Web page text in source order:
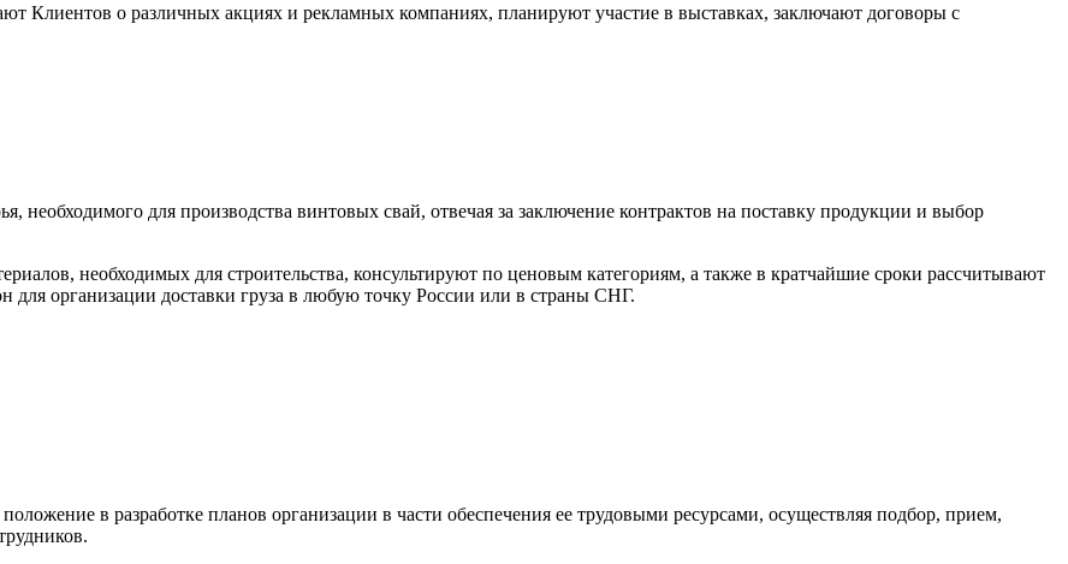
Клиентов о различных акциях и рекламных компаниях, планируют участие в выставках, заключают договоры с
необходимого для производства винтовых свай, отвечая за заключение контрактов на поставку продукции и выбор
необходимых для строительства, консультируют по ценовым категориям, а также в кратчайшие сроки рассчитывают
для организации доставки груза в любую точку России или в страны СНГ.
в разработке планов организации в части обеспечения ее трудовыми ресурсами, осуществляя подбор, прием,